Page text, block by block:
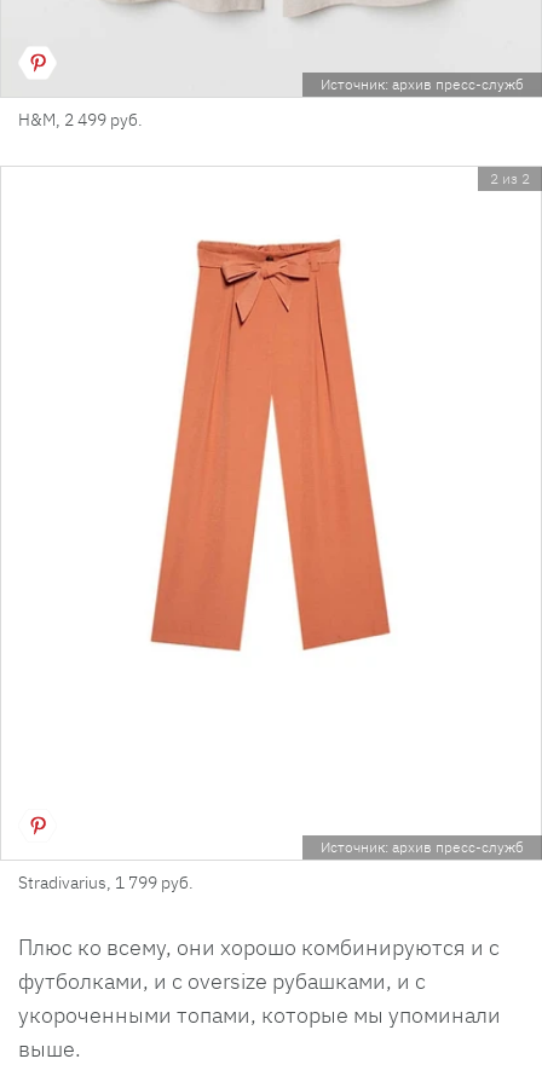
Источник: архив пресс-служб
H&M, 2 499 руб.
2 из 2
Источник: архив пресс-служб
Stradivarius, 1 799 руб.
Плюс ко всему, они хорошо комбинируются и с
футболками, и с oversize рубашками, и с
укороченными топами, которые мы упоминали
выше.